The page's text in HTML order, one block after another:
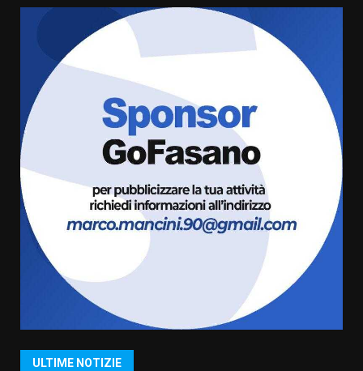
ULTIME NOTIZIE
Truffatori in azione nelle
frazioni fasanesi
5 Agosto 2026 11:03
Residenti di Savelletri scrivono
al Prefetto: “Noi cittadini di
serie B”
5 Agosto 2026 06:15
A Savelletri torna la Sagra del
Pesce Spada: appuntamento a
sabato 8 agosto
5 Agosto 2026 06:10
1
Grazia Neglia, coordinatrice
cittadina di Fratelli d’Italia,
pronta a tornare in Consiglio